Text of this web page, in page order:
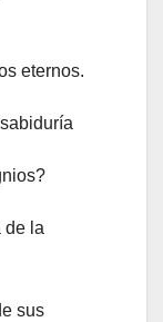
eternos.
de la
sus